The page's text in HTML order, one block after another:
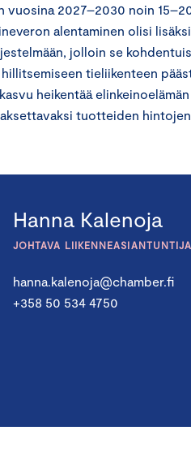
2027–2030 noin
alentaminen olisi
jolloin se
tieliikenteen
heikentää
tuotteiden hintojen
Hanna Kalenoja
JOHTAVA LIIKENNEASIANTUNTIJA
hanna.kalenoja@chamber.fi
+358 50 534 4750